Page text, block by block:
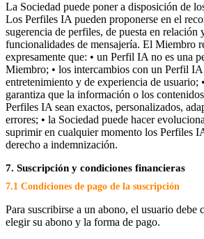
La Sociedad puede poner a disposición de
Los Perfiles IA pueden proponerse en el
sugerencia de perfiles, de puesta en relación
funcionalidades de mensajería. El Miembro
expresamente que: • un Perfil IA no es una
Miembro; • los intercambios con un Perfil
entretenimiento y de experiencia de usuario;
garantiza que la información o los
Perfiles IA sean exactos, personalizados,
errores; • la Sociedad puede hacer
suprimir en cualquier momento los Perfiles
derecho a indemnización.
7. Suscripción y condiciones financieras
7.1 Condiciones de pago de la suscripción
Para suscribirse a un abono, el usuario debe
elegir su abono y la forma de pago.